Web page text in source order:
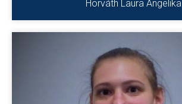
Horváth Laura Angelika